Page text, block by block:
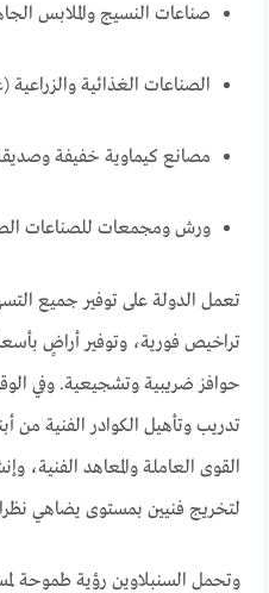
صناعات النسيج والملابس
الصناعات الغذائية
مصانع كيماوية خفيفة
ورش ومجمعات للصناعات
تعمل الدولة على توفير جميع
تراخيص فورية، وتوفير أراضٍ
حوافز ضريبية وتشجيعية. وفي
تدريب وتأهيل الكوادر الفنية من
القوى العاملة والمعاهد الفنية،
لتخريج فنيين بمستوى يضاهي
وتحمل السنبلاوين رؤية طموحة